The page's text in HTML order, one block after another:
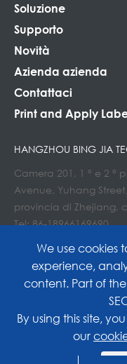
Soluzione
Supporto
Novità
Azienda azienda
Contattaci
Print and Apply
HANGZHOU BING JIA
Camera 201, 1 ° e 2 °
Avenue, Yuhang
provincia di Zhejiang,
Tel: 86-18966169690
Rights Reserved.
We use cookies
experience,
content. Part of
By using this site,
our